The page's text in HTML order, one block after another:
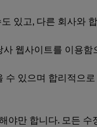
있고, 다른 회사와
웹사이트를 이용
있으며 합리적으
만 합니다. 모든